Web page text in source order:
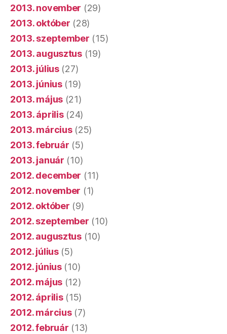
2013. november (29)
2013. október (28)
2013. szeptember (15)
2013. augusztus(19)
2013. július(27)
2013. június(19)
2013. május (21)
2013. április(24)
2013. március(25)
2013. február (5)
2013. január (10)
2012. december (11)
2012. november (1)
2012. október (9)
2012. szeptember (10)
2012. augusztus(10)
2012. július(5)
2012. június(10)
2012. május (12)
2012. április(15)
2012. március(7)
2012. február (13)